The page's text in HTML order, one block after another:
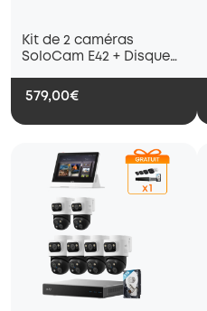
Kit de 2 caméras
SoloCam E42 + Disque
579,00€